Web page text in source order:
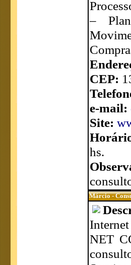
–
CEP:
e-mail:
Site:
hs.
Márcio -
NET